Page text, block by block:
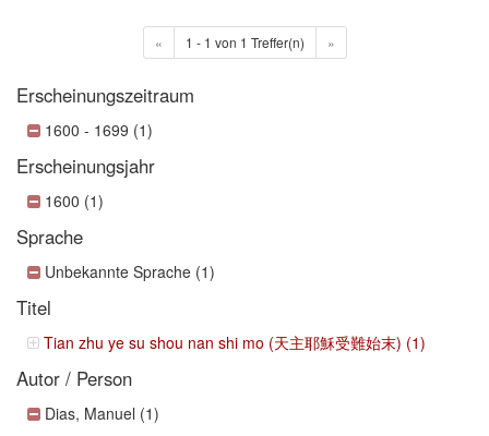
« 1 - 1 von 1 Treffer(n) »
Erscheinungszeitraum
1600 - 1699 (1)
Erscheinungsjahr
1600 (1)
Sprache
Unbekannte Sprache (1)
Titel
Tian zhu ye su shou nan shi mo (天主耶穌受難始末) (1)
Autor / Person
Dias, Manuel (1)